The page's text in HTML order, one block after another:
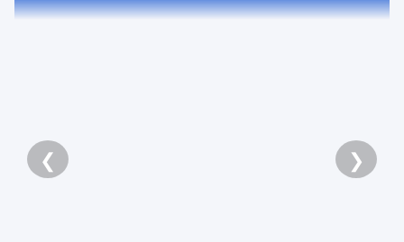
❮ ❯